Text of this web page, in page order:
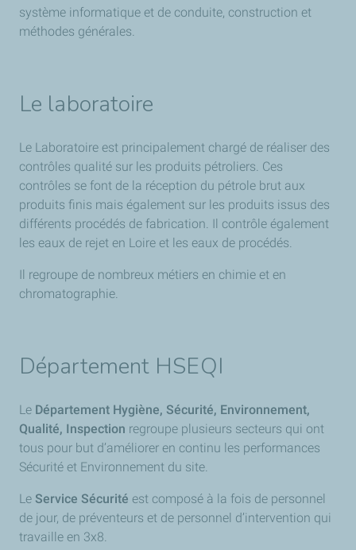
système informatique et de conduite, construction et
méthodes générales.
Le laboratoire
Le Laboratoire est principalement chargé de réaliser des
contrôles qualité sur les produits pétroliers. Ces
contrôles se font de la réception du pétrole brut aux
produits finis mais également sur les produits issus des
différents procédés de fabrication. Il contrôle également
les eaux de rejet en Loire et les eaux de procédés.
Il regroupe de nombreux métiers en chimie et en
chromatographie.
Département HSEQI
Le Département Hygiène, Sécurité, Environnement,
Qualité, Inspection regroupe plusieurs secteurs qui ont
tous pour but d’améliorer en continu les performances
Sécurité et Environnement du site.
Le Service Sécurité est composé à la fois de personnel
de jour, de préventeurs et de personnel d’intervention qui
travaille en 3x8.